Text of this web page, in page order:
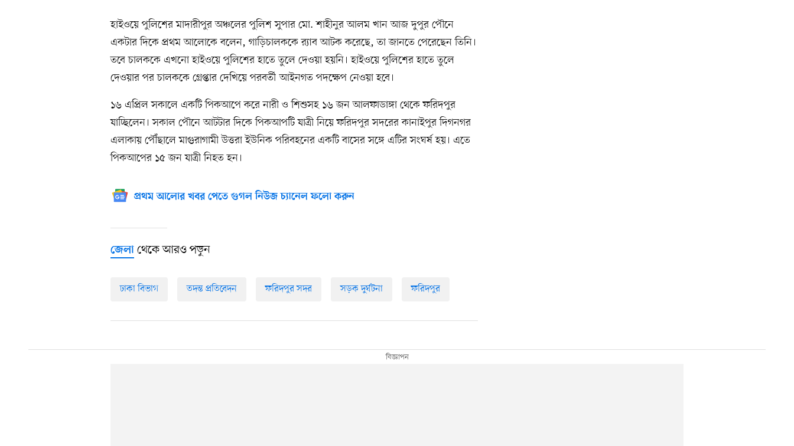
হাইওয়ে পুলিশের মাদারীপুর অঞ্চলের পুলিশ সুপার মো. শাহীনুর আলম খান আজ দুপুর পৌনে
একটার দিকে প্রথম আলোকে বলেন, গাড়িচালককে র‍্যাব আটক করেছে, তা জানতে পেরেছেন তিনি।
তবে চালককে এখনো হাইওয়ে পুলিশের হাতে তুলে দেওয়া হয়নি। হাইওয়ে পুলিশের হাতে তুলে
দেওয়ার পর চালককে গ্রেপ্তার দেখিয়ে পরবর্তী আইনগত পদক্ষেপ নেওয়া হবে।
১৬ এপ্রিল সকালে একটি পিকআপে করে নারী ও শিশুসহ ১৬ জন আলফাডাঙ্গা থেকে ফরিদপুর
যাচ্ছিলেন। সকাল পৌনে আটটার দিকে পিকআপটি যাত্রী নিয়ে ফরিদপুর সদরের কানাইপুর দিগনগর
এলাকায় পৌঁছালে মাগুরাগামী উত্তরা ইউনিক পরিবহনের একটি বাসের সঙ্গে এটির সংঘর্ষ হয়। এতে
পিকআপের ১৫ জন যাত্রী নিহত হন।
প্রথম আলোর খবর পেতে গুগল নিউজ চ্যানেল ফলো করুন
জেলা থেকে আরও পড়ুন
ঢাকা বিভাগ তদন্ত প্রতিবেদন ফরিদপুর সদর সড়ক দুর্ঘটনা ফরিদপুর